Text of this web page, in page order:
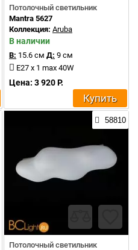
Потолочный светильник
Mantra 5627
Коллекция: Aruba
В наличии
В: 15.6 см Д: 9 см
E27 x 1 max 40W
Цена: 3 920 Р.
Купить
58810
Потолочный светильник